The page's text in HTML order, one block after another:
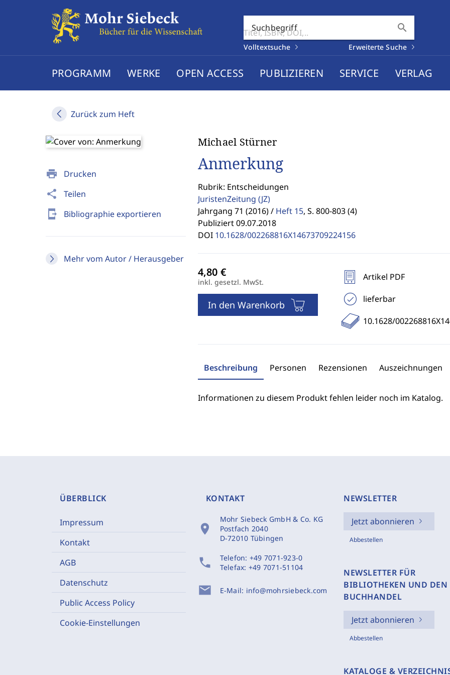
Suchbegriff search
Volltextsuche Erweiterte Suche
PROGRAMM WERKE OPEN ACCESS PUBLIZIEREN SERVICE VERLAG
Zurück zum Heft
print Drucken
share Teilen
send_to_mobile Bibliographie exportieren
Mehr vom Autor / Herausgeber
Michael Stürner
Anmerkung
Rubrik: Entscheidungen
JuristenZeitung (JZ)
Jahrgang 71 (2016) / Heft 15, S. 800-803 (4)
Publiziert 09.07.2018
DOI 10.1628/002268816X14673709224156
inkl. gesetzl. MwSt.
In den Warenkorb
Artikel PDF
lieferbar
10.1628/
Beschreibung Personen Rezensionen Auszeichnungen
Informationen zu diesem Produkt fehlen leider noch im Katalog.
ÜBERBLICK
Impressum
Kontakt
AGB
Datenschutz
Public Access Policy
Cookie-Einstellungen
KONTAKT
location_on
Mohr Siebeck GmbH & Co. KG
Postfach 2040
D-72010 Tübingen
phone Telefon: +49 7071-923-0
Telefax: +49 7071-51104
mail E-Mail: info@mohrsiebeck.com
NEWSLETTER
Jetzt abonnieren
Abbestellen
NEWSLETTER FÜR
BIBLIOTHEKEN UND DEN
BUCHHANDEL
Jetzt abonnieren
Abbestellen
KATALOGE &